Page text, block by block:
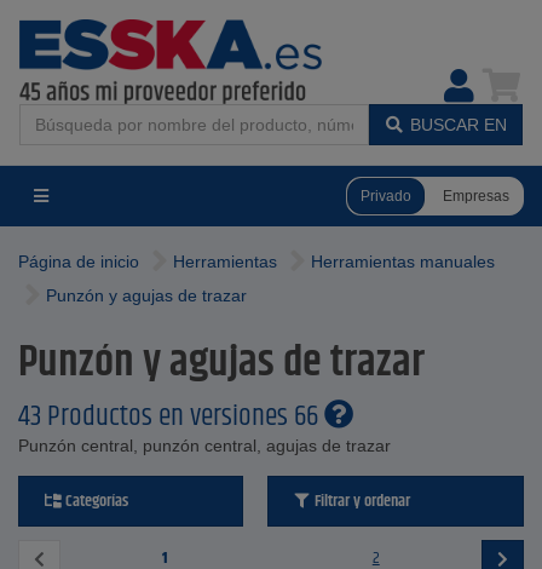
BUSCAR EN
Privado Empresas
Página de inicio Herramientas
Herramientas manuales
Punzón y agujas de trazar
Punzón y agujas de trazar
43 Productos en versiones 66
Punzón central, punzón central, agujas de trazar
Categorías Filtrar y ordenar
1 2